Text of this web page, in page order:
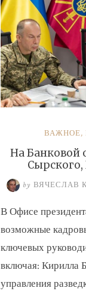
ВАЖНОЕ,
На Банковой
by ВЯЧЕСЛАВ
В Офисе
возможные
ключевых
включая: Кирилла
управления